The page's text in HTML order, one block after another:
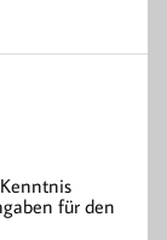
für den